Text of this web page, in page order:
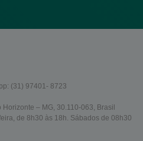
(31) 97401- 8723
– MG, 30.110-063, Brasil
de 8h30 às 18h. Sábados de 08h30